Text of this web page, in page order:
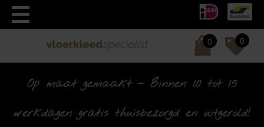
0 0
Op maat gemaakt - Binnen 10 tot 15
werkdagen gratis thuisbezorgd en uitgerold!